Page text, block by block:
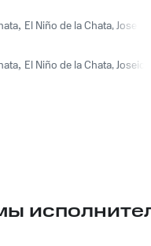
, El Niño de la Chata, Joseico
, El Niño de la Chata, Joseico